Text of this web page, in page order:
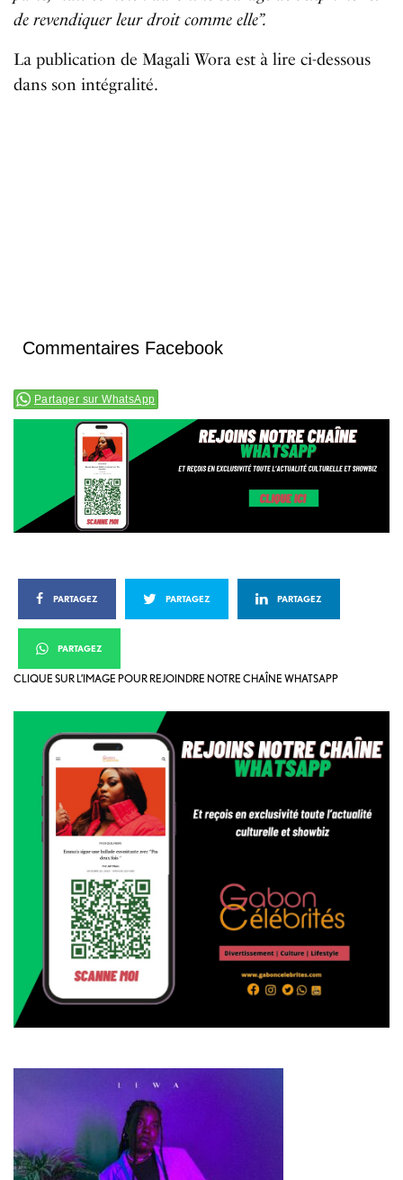
de revendiquer leur droit comme elle”.
La publication de Magali Wora est à lire ci-dessous
dans son intégralité.
Commentaires Facebook
Partager sur WhatsApp
PARTAGEZ PARTAGEZ PARTAGEZ
PARTAGEZ
CLIQUE SUR L’IMAGE POUR REJOINDRE NOTRE CHAÎNE WHATSAPP